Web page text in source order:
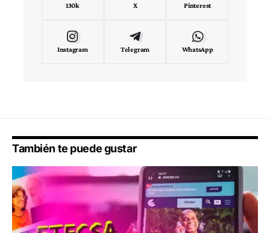
130k X Pinterest
Instagram Telegram WhatsApp
También te puede gustar